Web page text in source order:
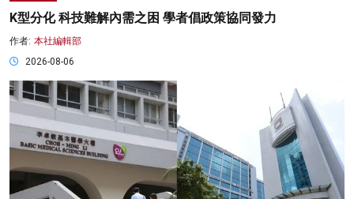
K型分化 科技難解內需之困 學者倡政策協同發力
作者: 本社編輯部
2026-08-06